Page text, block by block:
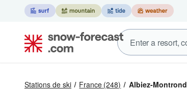
Stations de ski France (248) Albiez-Montrond